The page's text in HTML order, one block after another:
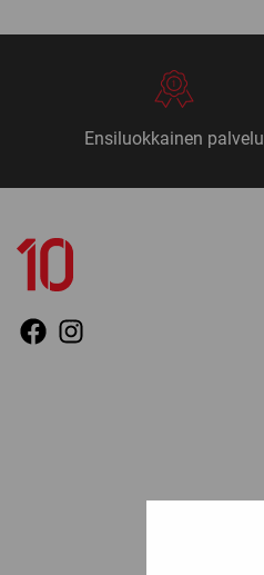
Ensiluokkainen palvelu